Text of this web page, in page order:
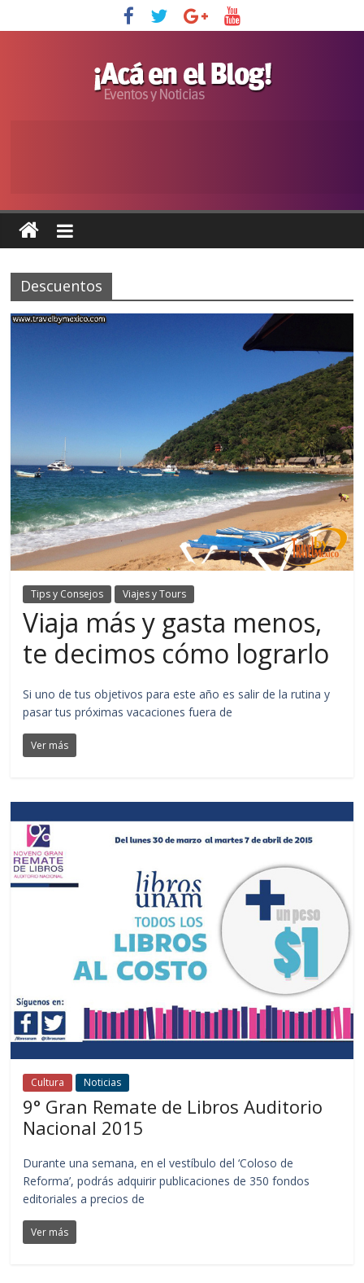
Descuentos
Tips y Consejos Viajes y Tours
Viaja más y gasta menos,
te decimos cómo lograrlo
Si uno de tus objetivos para este año es salir de la rutina y
pasar tus próximas vacaciones fuera de
Ver más
Cultura Noticias
9° Gran Remate de Libros Auditorio
Nacional 2015
Durante una semana, en el vestíbulo del ‘Coloso de
Reforma’, podrás adquirir publicaciones de 350 fondos
editoriales a precios de
Ver más